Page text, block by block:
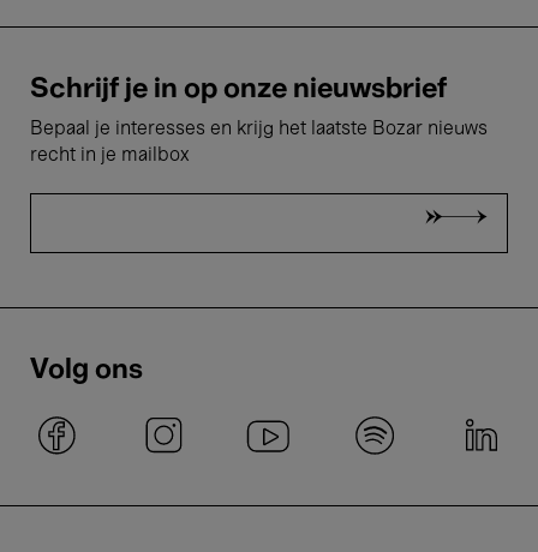
Schrijf je in op onze nieuwsbrief
Bepaal je interesses en krijg het laatste Bozar nieuws
recht in je mailbox
Volg ons